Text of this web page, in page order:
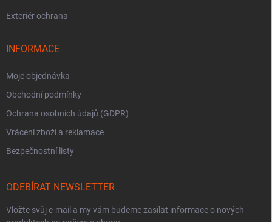
Exteriér ochrana
INFORMACE
Moje objednávka
Obchodní podmínky
Ochrana osobních údajů (GDPR)
Vrácení zboží a reklamace
Bezpečnostní listy
ODEBÍRAT NEWSLETTER
Vložte svůj e-mail a my vám budeme zasílat informace o nových